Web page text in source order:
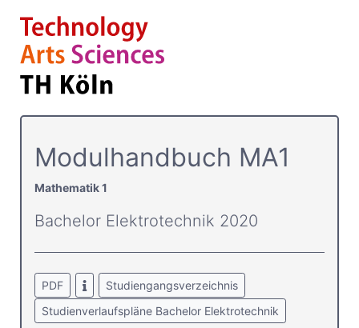
Modulhandbuch MA1
Mathematik 1
Bachelor Elektrotechnik 2020
PDF
Studiengangsverzeichnis
Studienverlaufspläne Bachelor Elektrotechnik